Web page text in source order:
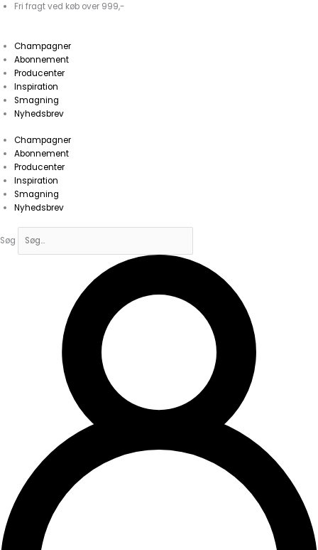
Gå
Fri fragt ved køb over 999,-
Champagner
Abonnement
Producenter
Inspiration
Smagning
Nyhedsbrev
Champagner
Abonnement
Producenter
Inspiration
Smagning
Nyhedsbrev
Søg